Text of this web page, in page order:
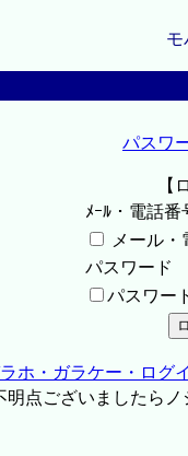
モ
パスワ
【
ﾒｰﾙ・電話番
メール
パスワード
パスワー
ホ・ガラケー・ログ
点ございましたらノ